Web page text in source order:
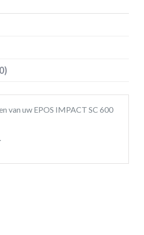
van uw EPOS IMPACT SC 600